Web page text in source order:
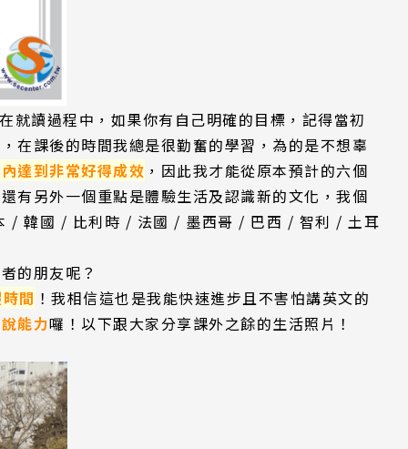
讀過程中，如果你有自己明確的目標，記得當初
在課後的時間我總是很勤奮的學習，為的是不想辜
達到非常好得成效 ，因此我才能從原本預計的六個
有另外一個重點是體驗生活及認識新的文化，我個
/ 韓國 / 比利時 / 法國 / 墨西哥 / 巴西 / 智利 / 土耳
的朋友呢？
間 ！我相信這也是我能快速進步且不害怕講英文的
能力囉！以下跟大家分享課外之餘的生活照片！